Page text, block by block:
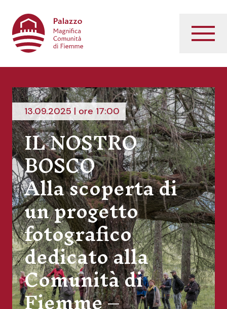
Palazzo Magnifica Comunità di Fiemme Menu
13.09.2025 | ore 17:00
IL NOSTRO
BOSCO
Alla scoperta di
un progetto
fotografico
dedicato alla
Comunità di